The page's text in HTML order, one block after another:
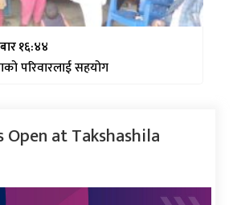
१६:४४
परिवारलाई सहयोग
Open at Takshashila